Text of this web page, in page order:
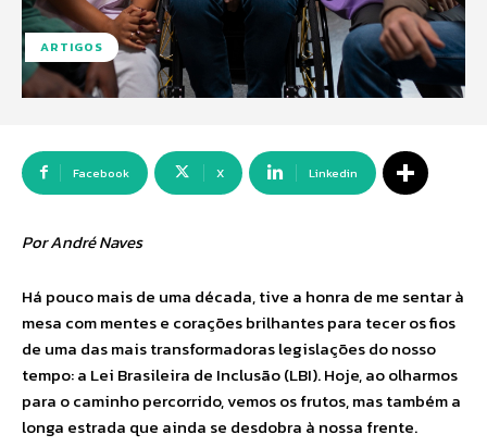
ARTIGOS
Facebook X Linkedin
Por André Naves
Há pouco mais de uma década, tive a honra de me sentar à
mesa com mentes e corações brilhantes para tecer os fios
de uma das mais transformadoras legislações do nosso
tempo: a Lei Brasileira de Inclusão (LBI). Hoje, ao olharmos
para o caminho percorrido, vemos os frutos, mas também a
longa estrada que ainda se desdobra à nossa frente.